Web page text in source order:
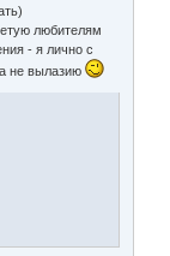
любителям
- я лично с
не вылазию